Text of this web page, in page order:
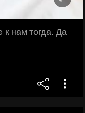
к нам тогда. Да